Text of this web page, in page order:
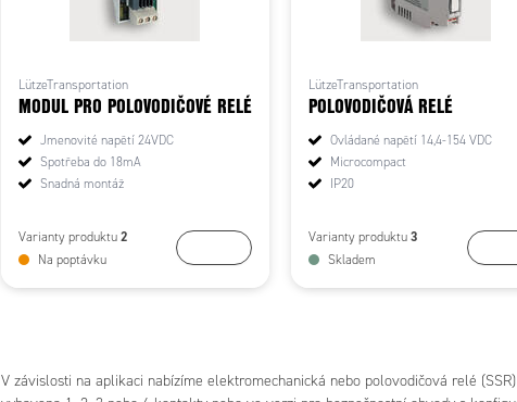
LützeTransportation
MODUL PRO POLOVODIČOVÉ RELÉ
Jmenovité napětí 24VDC
Spotřeba do 18mA
Snadná montáž
Varianty produktu 2
Na poptávku
LützeTransportation
POLOVODIČOVÁ RELÉ
Ovládané napětí 14,4-154 VDC
Microcompact
IP20
Varianty produktu3
Skladem
V závislosti na aplikaci nabízíme elektromechanická nebo polovodičová relé